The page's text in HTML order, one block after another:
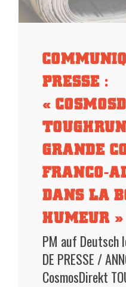
PRESSE :
«
GRANDE
FRANCO-
DANS LA
HUMEUR »
PM auf Deutsch
DE PRESSE /
CosmosDirekt